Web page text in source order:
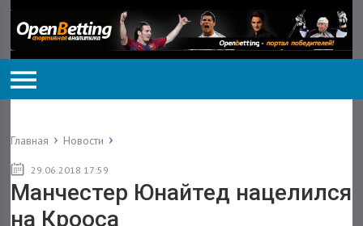
Главная Новости
29.06.2018 17:59
Манчестер Юнайтед нацелился
на Крооса